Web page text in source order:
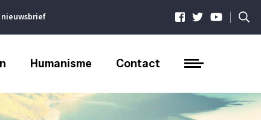
|
Humanisme Contact